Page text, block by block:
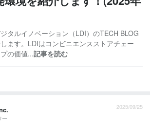
タルイノベーション（LDI）のTECH BLOG
ます。LDIはコンビニエンスストアチェー
の価値...記事を読む
ー
2025/09/25